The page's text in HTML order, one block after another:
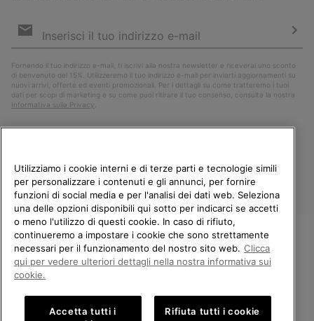
e-
Fornendo il tuo indirizzo e-mail, ti iscrivi alla nostra newsletter e riceverai uno sconto
di benvenuto del 15%. Utilizzeremo il tuo indirizzo e-mail per inviarti aggiornamenti su
nuovi arrivi, offerte ed eventi promozionali. Per i dettagli su come tratteremo i tuoi
dati per scopi di marketing e su come puoi ritirare il tuo consenso, consulta la nostra
Informativa sulla Privacy
Italia
©2026Columbia Sportswear Company. Avenue des Morgines, 12 1213
Petit-Lancy Switzerland. Tutti i diritti riservati.
Politica sulla privacy Termini di utilizzo
BENVENUTO/A IN SOREL.
SELEZIONA IL TUO PAESE DI
Shopping online disponibile
Utilizziamo i cookie interni e di terze parti e tecnologie simili
per personalizzare i contenuti e gli annunci, per fornire
funzioni di social media e per l'analisi dei dati web. Seleziona
una delle opzioni disponibili qui sotto per indicarci se accetti
o meno l'utilizzo di questi cookie. In caso di rifiuto,
continueremo a impostare i cookie che sono strettamente
necessari per il funzionamento del nostro sito web. Clicca
qui per vedere ulteriori dettagli nella nostra informativa sui
cookie.
Accetta tutti i
Rifiuta tutti i cookie